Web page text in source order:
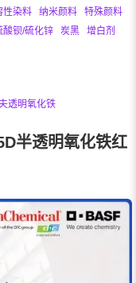
性染料 纳米颜料
特殊颜料
酸钡/硫化锌 炭黑
增白剂
透明氧化铁
半透明氧化铁红